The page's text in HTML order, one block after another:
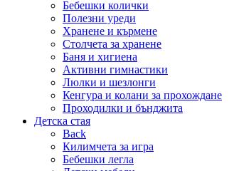
Бебешки колички
Полезни уреди
Хранене и кърмене
Столчета за хранене
Баня и хигиена
Активни гимнастики
Люлки и шезлонги
Кенгура и колани за прохождане
Проходилки и бънджита
Детска стая
Back
Килимчета за игра
Бебешки легла